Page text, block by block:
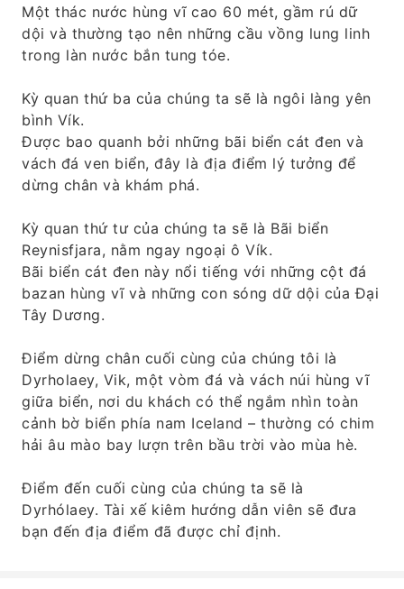
Một thác nước hùng vĩ cao 60 mét, gầm rú dữ
dội và thường tạo nên những cầu vồng lung linh
trong làn nước bắn tung tóe.
Kỳ quan thứ ba của chúng ta sẽ là ngôi làng yên
bình Vík.
Được bao quanh bởi những bãi biển cát đen và
vách đá ven biển, đây là địa điểm lý tưởng để
dừng chân và khám phá.
Kỳ quan thứ tư của chúng ta sẽ là Bãi biển
Reynisfjara, nằm ngay ngoại ô Vík.
Bãi biển cát đen này nổi tiếng với những cột đá
bazan hùng vĩ và những con sóng dữ dội của Đại
Tây Dương.
Điểm dừng chân cuối cùng của chúng tôi là
Dyrholaey, Vik, một vòm đá và vách núi hùng vĩ
giữa biển, nơi du khách có thể ngắm nhìn toàn
cảnh bờ biển phía nam Iceland – thường có chim
hải âu mào bay lượn trên bầu trời vào mùa hè.
Điểm đến cuối cùng của chúng ta sẽ là
Dyrhólaey. Tài xế kiêm hướng dẫn viên sẽ đưa
bạn đến địa điểm đã được chỉ định.